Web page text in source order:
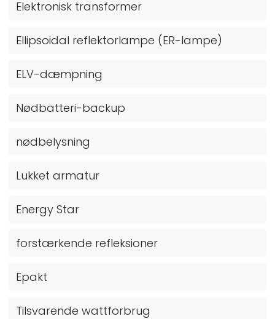
Elektronisk transformer
Ellipsoidal reflektorlampe (ER-lampe)
ELV-dæmpning
Nødbatteri-backup
nødbelysning
Lukket armatur
Energy Star
forstærkende refleksioner
Epakt
Tilsvarende wattforbrug